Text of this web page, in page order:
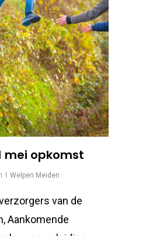
mei opkomst
Welpen Meiden
van de
Aankomende